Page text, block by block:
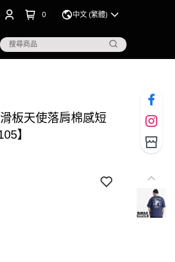
0 中文 (繁體)
板天使落肩棉感短
】